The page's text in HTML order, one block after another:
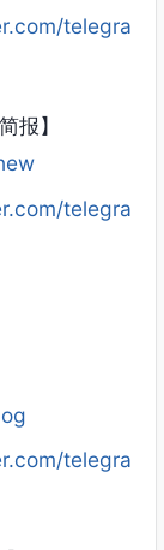
telegra
报】
telegra
telegra